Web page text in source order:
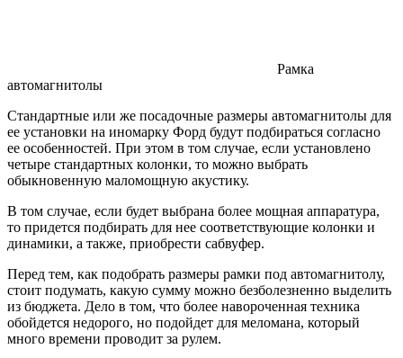
Рамка
автомагнитолы
Стандартные или же посадочные размеры автомагнитолы для
ее установки на иномарку Форд будут подбираться согласно
ее особенностей. При этом в том случае, если установлено
четыре стандартных колонки, то можно выбрать
обыкновенную маломощную акустику.
В том случае, если будет выбрана более мощная аппаратура,
то придется подбирать для нее соответствующие колонки и
динамики, а также, приобрести сабвуфер.
Перед тем, как подобрать размеры рамки под автомагнитолу,
стоит подумать, какую сумму можно безболезненно выделить
из бюджета. Дело в том, что более навороченная техника
обойдется недорого, но подойдет для меломана, который
много времени проводит за рулем.